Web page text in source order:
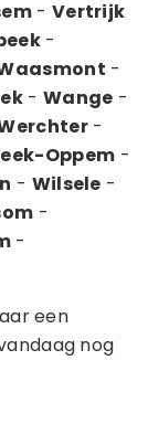
- Vertrijk
-
-
- Wange -
-
Oppem -
- Wilsele -
-
-
een
nog